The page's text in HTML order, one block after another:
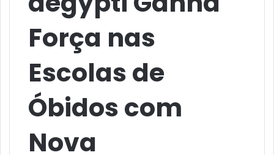
Força nas
Escolas de
Óbidos com
Nova